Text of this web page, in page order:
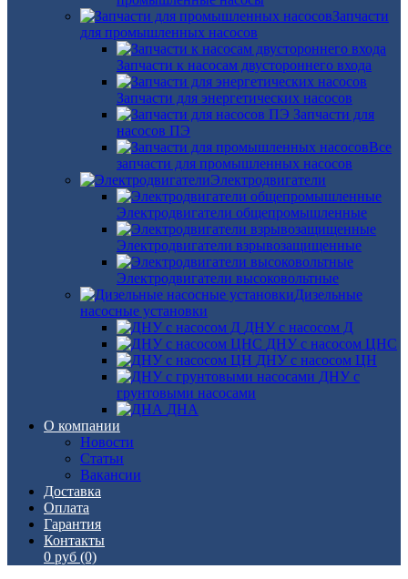
Запчасти
для промышленных насосов
Запчасти к насосам двустороннего входа
Запчасти для энергетических насосов
Запчасти для
насосов ПЭ
Все
запчасти для промышленных насосов
Электродвигатели
Электродвигатели общепромышленные
Электродвигатели взрывозащищенные
Электродвигатели высоковольтные
Дизельные
насосные установки
ДНУ с насосом Д
ДНУ с насосом ЦНС
ДНУ с насосом ЦН
ДНУ с
грунтовыми насосами
ДНА
О компании
Новости
Статьи
Вакансии
Доставка
Оплата
Гарантия
Контакты
0 руб (0)